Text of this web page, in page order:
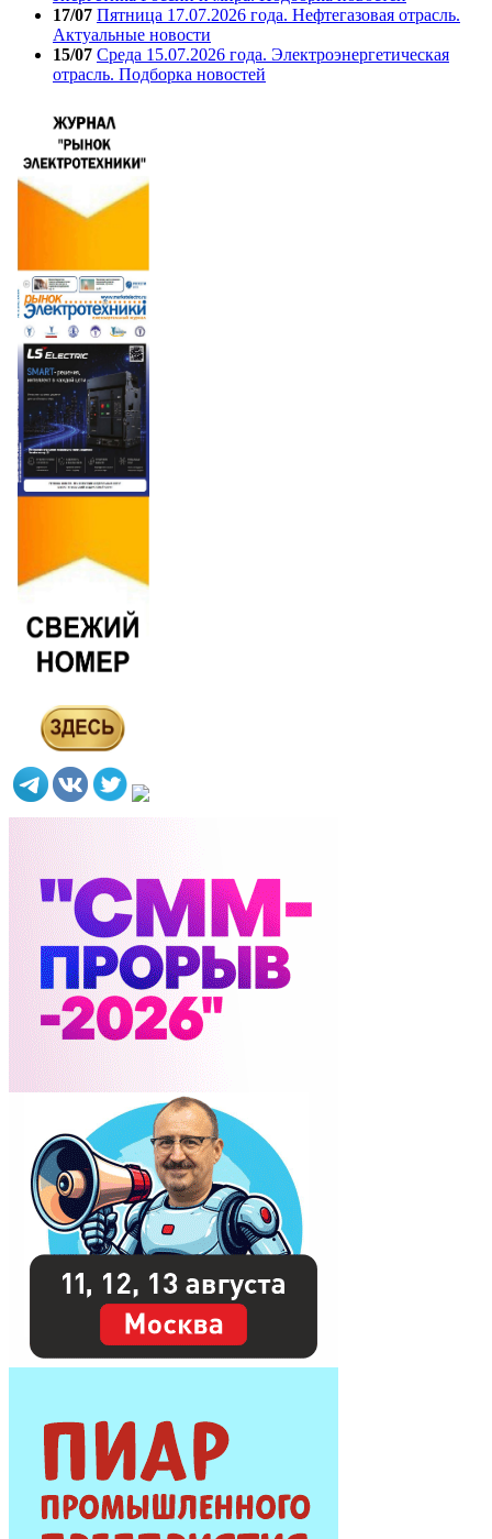
17/07 Пятница 17.07.2026 года. Нефтегазовая отрасль.
Актуальные новости
15/07 Среда 15.07.2026 года. Электроэнергетическая
отрасль. Подборка новостей